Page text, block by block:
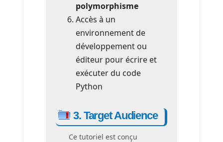
polymorphisme
Accès à un
environnement de
développement ou
éditeur pour écrire et
exécuter du code
Python
3. Target Audience
Ce tutoriel est conçu